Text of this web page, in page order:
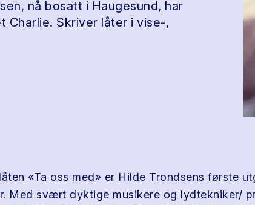
nå bosatt i Haugesund, har
Charlie. Skriver låter i vise-,
«Ta oss med» er Hilde Trondsens første
Med svært dyktige musikere og lydtekniker/